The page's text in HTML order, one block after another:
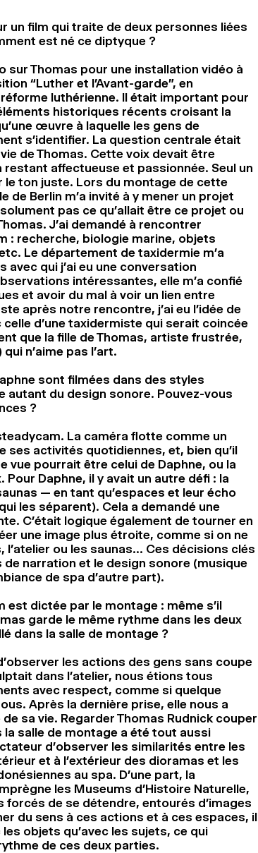
un film qui traite de deux personnes liées
est né ce diptyque ?
sur Thomas pour une installation vidéo à
“Luther et l’Avant-garde”, en
luthérienne. Il était important pour
historiques récents croisant la
œuvre à laquelle les gens de
s’identifier. La question centrale était
de Thomas. Cette voix devait être
restant affectueuse et passionnée. Seul un
le ton juste. Lors du montage de cette
de Berlin m’a invité à y mener un projet
pas ce qu’allait être ce projet ou
J’ai demandé à rencontrer
: recherche, biologie marine, objets
Le département de taxidermie m’a
qui j’ai eu une conversation
intéressantes, elle m’a confié
et avoir du mal à voir un lien entre
après notre rencontre, j’ai eu l’idée de
d’une taxidermiste qui serait coincée
que la fille de Thomas, artiste frustrée,
n’aime pas l’art.
sont filmées dans des styles
autant du design sonore. Pouvez-vous
?
La caméra flotte comme un
ses activités quotidiennes, et, bien qu’il
vue pourrait être celui de Daphne, ou la
Daphne, il y avait un autre défi : la
— en tant qu’espaces et leur écho
les séparent). Cela a demandé une
C’était logique également de tourner en
une image plus étroite, comme si on ne
ou les saunas… Ces décisions clés
narration et le design sonore (musique
de spa d’autre part).
est dictée par le montage : même s’il
garde le même rythme dans les deux
dans la salle de montage ?
les actions des gens sans coupe
dans l’atelier, nous étions tous
avec respect, comme si quelque
Après la dernière prise, elle nous a
sa vie. Regarder Thomas Rudnick couper
salle de montage a été tout aussi
d’observer les similarités entre les
et à l’extérieur des dioramas et les
au spa. D’une part, la
les Museums d’Histoire Naturelle,
forcés de se détendre, entourés d’images
du sens à ces actions et à ces espaces, il
objets qu’avec les sujets, ce qui
de ces deux parties.